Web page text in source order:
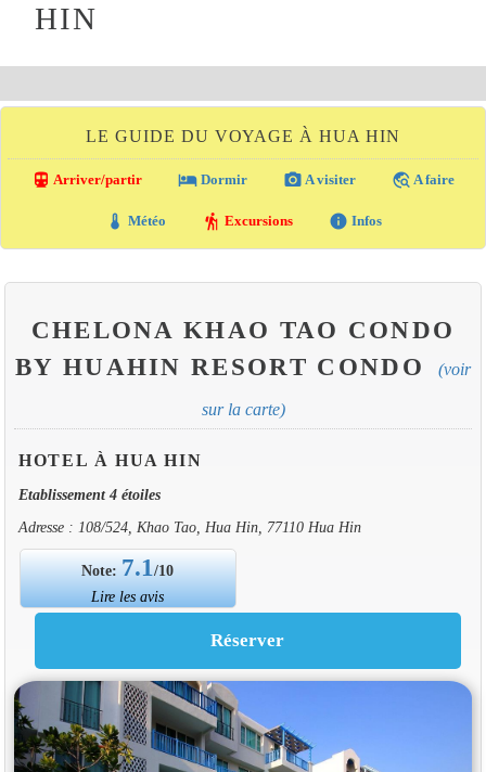
HIN
LE GUIDE DU VOYAGE À HUA HIN
directions_transit Arriver/partir local_hotel Dormir photo_camera A visiter travel_explore A faire
thermostat Météo hiking Excursions info Infos
CHELONA KHAO TAO CONDO
BY HUAHIN RESORT CONDO
(voir
sur la carte)
HOTEL À HUA HIN
Etablissement 4 étoiles
Adresse : 108/524, Khao Tao, Hua Hin, 77110 Hua Hin
Note: 7.1/10
Lire les avis